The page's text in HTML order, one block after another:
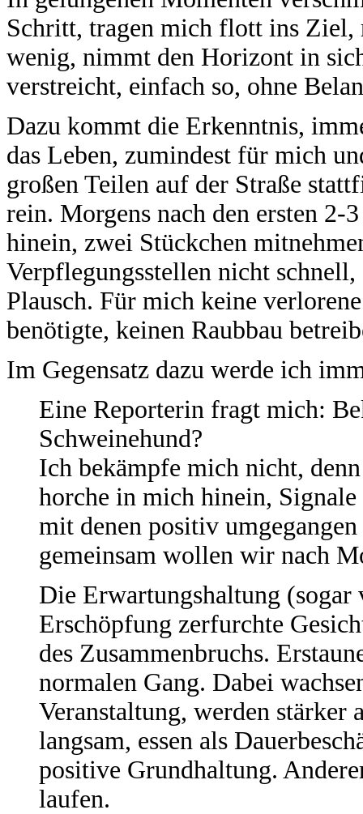
Schritt, tragen mich flott ins
wenig, nimmt den Horizont in
verstreicht, einfach so, ohne
Dazu kommt die Erkenntnis,
das Leben, zumindest für mich
großen Teilen auf der Straße
rein. Morgens nach den ersten
hinein, zwei Stückchen
Verpflegungsstellen nicht schnell,
Plausch. Für mich keine
benötigte, keinen Raubbau
Im Gegensatz dazu werde ich
Eine Reporterin fragt mich:
Schweinehund?
Ich bekämpfe mich nicht,
horche in mich hinein,
mit denen positiv
gemeinsam wollen wir nach
Die Erwartungshaltung (sogar
Erschöpfung zerfurchte
des Zusammenbruchs.
normalen Gang. Dabei
Veranstaltung, werden stärker
langsam, essen als
positive Grundhaltung.
laufen.